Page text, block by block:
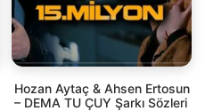
Hozan Aytaç & Ahsen Ertosun
– DEMA TU ÇUY Şarkı Sözleri